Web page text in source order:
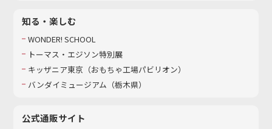
知る・楽しむ
WONDER! SCHOOL
トーマス・エジソン特別展
キッザニア東京（おもちゃ工場パビリオン）​
バンダイミュージアム（栃木県）
公式通販サイト